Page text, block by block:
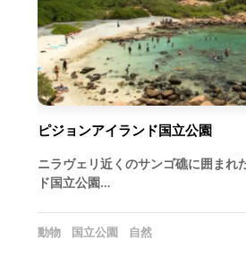
ピジョンアイランド国立公園
ニラヴェリ近くのサンゴ礁に囲まれ
ド国立公園…
動物 国立公園 自然